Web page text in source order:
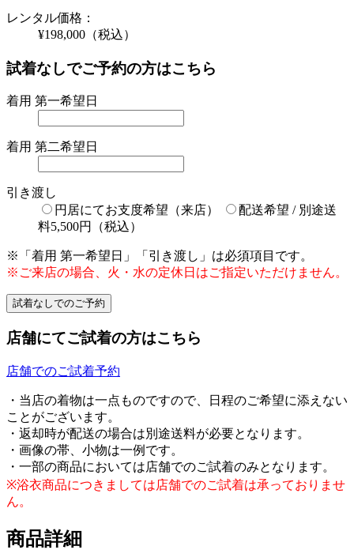
レンタル価格：
¥198,000 （税込）
試着なしでご予約の方はこちら
着用 第一希望日
着用 第二希望日
引き渡し
円居にてお支度希望（来店）
配送希望 / 別途送
料5,500円（税込）
※「着用 第一希望日」「引き渡し」は必須項目です。
※ご来店の場合、火・水の定休日はご指定いただけません。
店舗にてご試着の方はこちら
店舗でのご試着予約
・当店の着物は一点ものですので、日程のご希望に添えない
ことがございます。
・返却時が配送の場合は別途送料が必要となります。
・画像の帯、小物は一例です。
・一部の商品においては店舗でのご試着のみとなります。
※浴衣商品につきましては店舗でのご試着は承っておりませ
ん。
商品詳細